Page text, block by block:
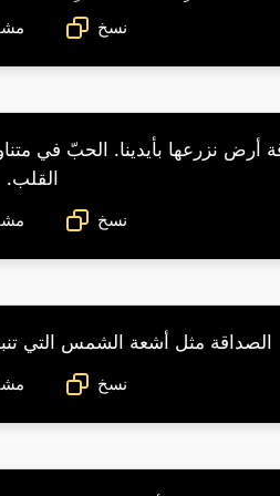
نسخ
أرض نزرعها بأيدينا. الحبّ في
القلب.
نسخ
الصداقة مثل أشعة الشمس التي
نسخ